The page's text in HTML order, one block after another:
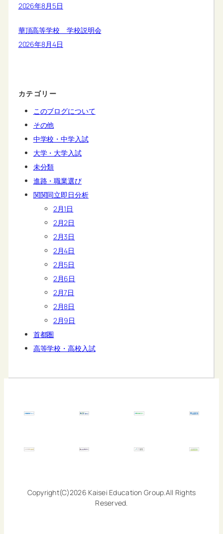
2026年8月5日
華頂高等学校 学校説明会
2026年8月4日
カテゴリー
このブログについて
その他
中学校・中学入試
大学・大学入試
未分類
進路・職業選び
関関同立即日分析
2月1日
2月2日
2月3日
2月4日
2月5日
2月6日
2月7日
2月8日
2月9日
首都圏
高等学校・高校入試
Copyright(C)2026 Kaisei Education Group.All Rights
Reserved.